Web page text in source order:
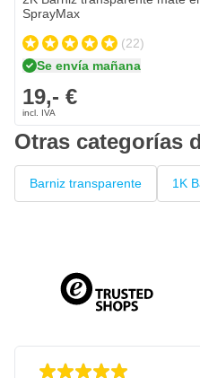
SprayMax
(22)
Se envía mañana
19,- €
Otras categorías
Barniz transparente 1K